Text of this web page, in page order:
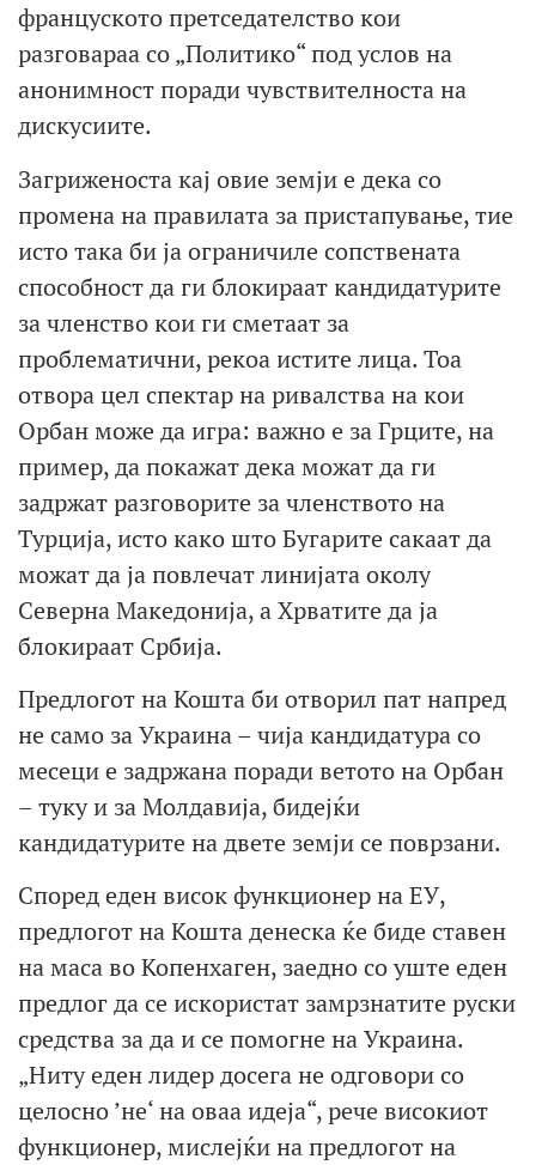
француското претседателство кои
разговараа со „Политико“ под услов на
анонимност поради чувствителноста на
дискусиите.
Загриженоста кај овие земји е дека со
промена на правилата за пристапување, тие
исто така би ја ограничиле сопствената
способност да ги блокираат кандидатурите
за членство кои ги сметаат за
проблематични, рекоа истите лица. Тоа
отвора цел спектар на ривалства на кои
Орбан може да игра: важно е за Грците, на
пример, да покажат дека можат да ги
задржат разговорите за членството на
Турција, исто како што Бугарите сакаат да
можат да ја повлечат линијата околу
Северна Македонија, а Хрватите да ја
блокираат Србија.
Предлогот на Кошта би отворил пат напред
не само за Украина – чија кандидатура со
месеци е задржана поради ветото на Орбан
– туку и за Молдавија, бидејќи
кандидатурите на двете земји се поврзани.
Според еден висок функционер на ЕУ,
предлогот на Кошта денеска ќе биде ставен
на маса во Копенхаген, заедно со уште еден
предлог да се искористат замрзнатите руски
средства за да и се помогне на Украина.
„Ниту еден лидер досега не одговори со
целосно ’не‘ на оваа идеја“, рече високиот
функционер, мислејќи на предлогот на